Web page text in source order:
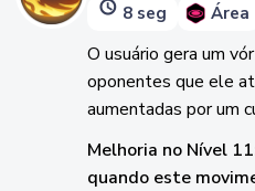
8 seg Área
O usuário gera um
oponentes que ele
aumentadas por um
Melhoria no Nível
quando este